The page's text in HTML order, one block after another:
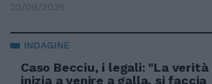
22/09/2025
INDAGINE
Caso Becciu, i legali: "La verità
inizia a venire a galla, si faccia